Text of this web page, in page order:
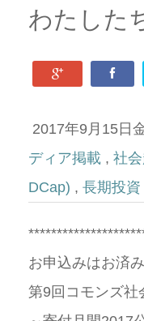
わたした
2017年9月15日
ディア掲載 , 社
DCap) , 長期投資
お申込みはお済
第9回コモンズ社